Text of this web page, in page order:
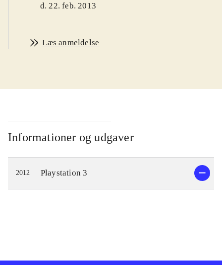
d. 22. feb. 2013
Læs anmeldelse
Informationer og udgaver
2012 Playstation 3